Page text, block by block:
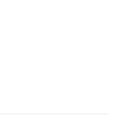
Lihuang Footwear
и расположенная в
и…
раздел и